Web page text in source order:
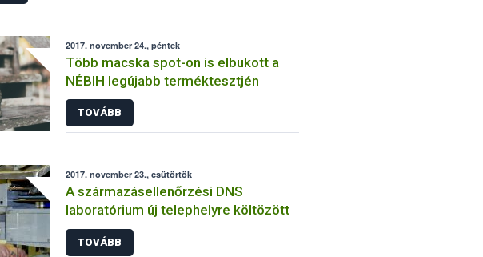
2017. november 24., péntek
Több macska spot-on is elbukott a
NÉBIH legújabb terméktesztjén
TOVÁBB
2017. november 23., csütörtök
A származásellenőrzési DNS
laboratórium új telephelyre költözött
TOVÁBB